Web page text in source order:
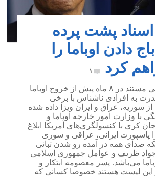
پشت پرده
دادن اوباما را
کرد
۱
بنا به گزارش‌هایی مستند در ۸ ماه پیش از خروج اوباما
به افرادی ناشناس با برخی
سوریه، عراق و ایران ویزا داده شده
با وزارت امور خارجه اوباما و
کری با کنسولگری‌های آمریکا ابلاغ
پاسپورت ایرانی، عراقی و سوری
صدای همه در آمده رو شدن تبانی
ظریف و عوامل جمهوری اسلامی
می‌باشد. پسر معصومه ابتکار و
این لیست هستند خصوصا کسانی که